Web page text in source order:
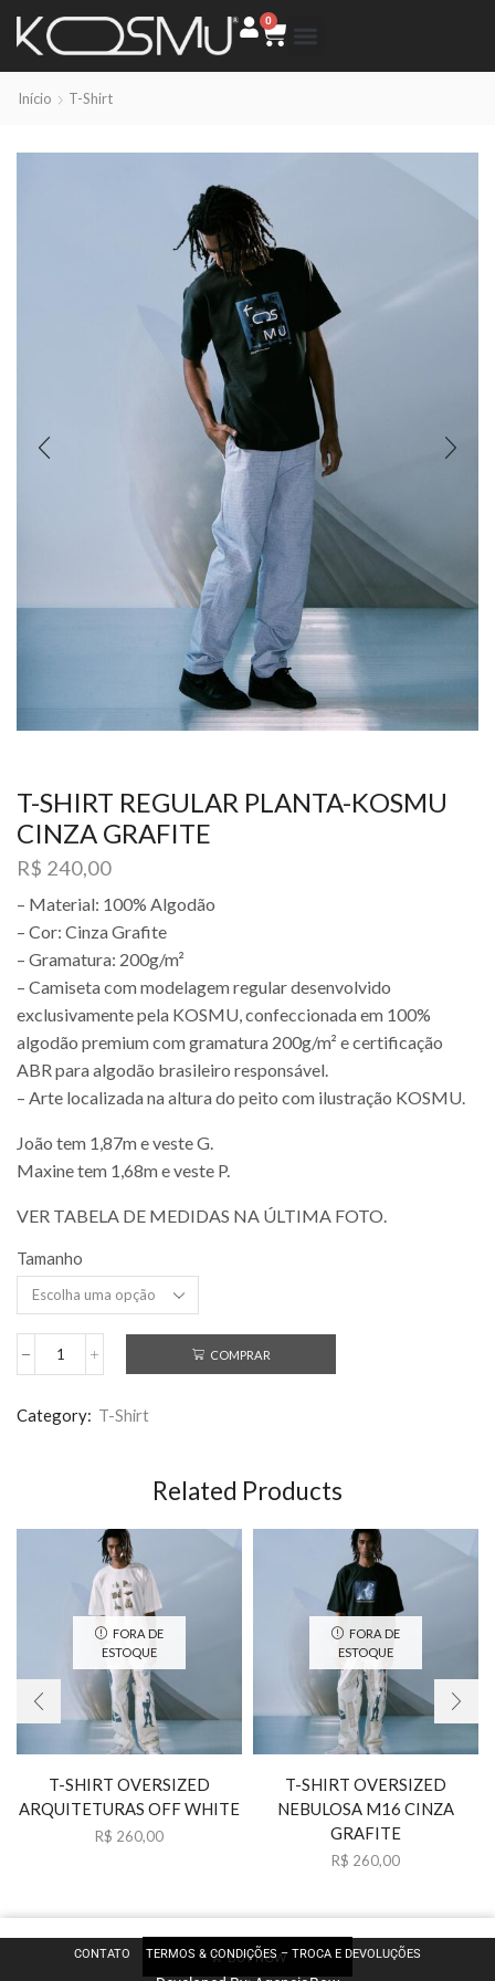
0
Início T-Shirt
T-SHIRT REGULAR PLANTA-KOSMU
CINZA GRAFITE
R$ 240,00
– Material: 100% Algodão
– Cor: Cinza Grafite
– Gramatura: 200g/m²
– Camiseta com modelagem regular desenvolvido
exclusivamente pela KOSMU, confeccionada em 100%
algodão premium com gramatura 200g/m² e certificação
ABR para algodão brasileiro responsável.
– Arte localizada na altura do peito com ilustração KOSMU.
João tem 1,87m e veste G.
Maxine tem 1,68m e veste P.
VER TABELA DE MEDIDAS NA ÚLTIMA FOTO.
Tamanho
COMPRAR
Category: T-Shirt
Related Products
FORA DE
ESTOQUE
T-SHIRT OVERSIZED
ARQUITETURAS OFF WHITE
R$ 260,00
FORA DE
ESTOQUE
T-SHIRT OVERSIZED
NEBULOSA M16 CINZA
GRAFITE
R$ 260,00
BUY NOW
CONTATO TERMOS & CONDIÇÕES – TROCA E DEVOLUÇÕES